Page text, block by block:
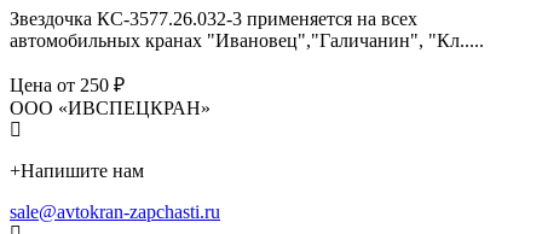
Звездочка КС-3577.26.032-3 применяется на всех
автомобильных кранах "Ивановец","Галичанин", "Кл.....
Цена от 250 ₽
ООО «ИВСПЕЦКРАН»
+Напишите нам
sale@avtokran-zapchasti.ru